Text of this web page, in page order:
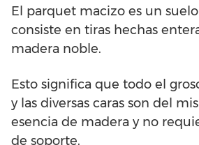
El parquet macizo es un
consiste en tiras hechas
madera noble.
Esto significa que todo el
y las diversas caras son del
esencia de madera y no
de soporte.